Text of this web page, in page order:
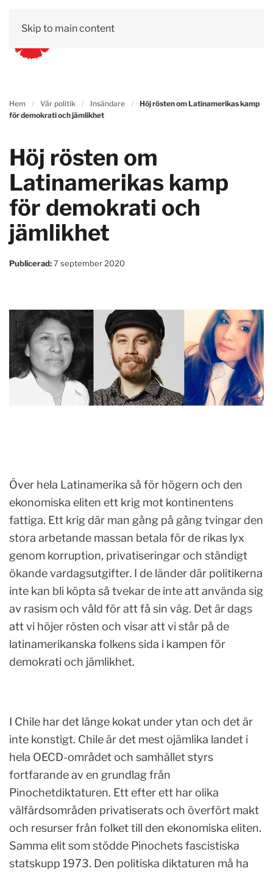
Skip to main content
Hem Vår politik Insändare
Höj rösten om Latinamerikas kamp
för demokrati och jämlikhet
Höj rösten om
Latinamerikas kamp
för demokrati och
jämlikhet
Publicerad:7 september 2020
Över hela Latinamerika så för högern och den
ekonomiska eliten ett krig mot kontinentens
fattiga. Ett krig där man gång på gång tvingar den
stora arbetande massan betala för de rikas lyx
genom korruption, privatiseringar och ständigt
ökande vardagsutgifter. I de länder där politikerna
inte kan bli köpta så tvekar de inte att använda sig
av rasism och våld för att få sin väg. Det är dags
att vi höjer rösten och visar att vi står på de
latinamerikanska folkens sida i kampen för
demokrati och jämlikhet.
I Chile har det länge kokat under ytan och det är
inte konstigt. Chile är det mest ojämlika landet i
hela OECD-området och samhället styrs
fortfarande av en grundlag från
Pinochetdiktaturen. Ett efter ett har olika
välfärdsområden privatiserats och överfört makt
och resurser från folket till den ekonomiska eliten.
Samma elit som stödde Pinochets fascistiska
statskupp 1973. Den politiska diktaturen må ha